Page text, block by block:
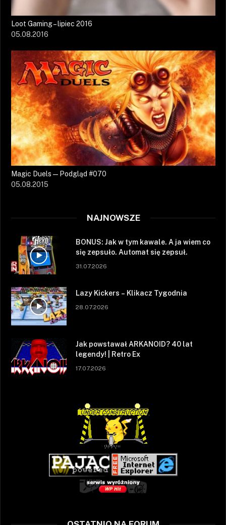
Loot Gaming – lipiec 2016
05.08.2016
Magic Duels — Podgląd #070
05.08.2015
NAJNOWSZE
BONUS: Jak w tym kawale. A ja wiem co
się zepsuło. Automat się zepsuł.
31.07.2026
Lazy Kickers – Klikacz Tygodnia
28.07.2026
Jak powstawał ARKANOID? 40 lat
legendy! | Retro Ex
17.07.2026